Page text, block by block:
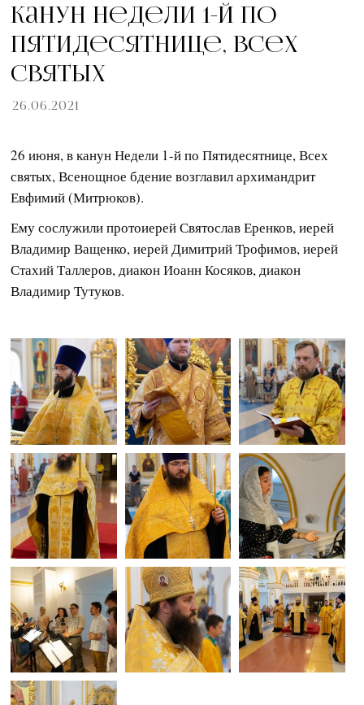
Канун Недели 1-й по
Пятидесятнице, Всех
святых
26.06.2021
26 июня, в канун Недели 1-й по Пятидесятнице, Всех
святых, Всенощное бдение возглавил архимандрит
Евфимий (Митрюков).
Ему сослужили протоиерей Святослав Еренков, иерей
Владимир Ващенко, иерей Димитрий Трофимов, иерей
Стахий Таллеров, диакон Иоанн Косяков, диакон
Владимир Тутуков.